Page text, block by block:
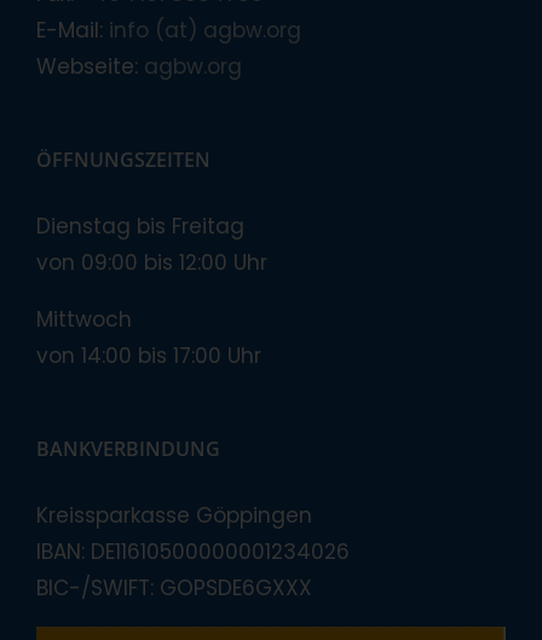
E-Mail: info (at) agbw.org
Webseite: agbw.org
ÖFFNUNGSZEITEN
Dienstag bis Freitag
von 09:00 bis 12:00 Uhr
Mittwoch
von 14:00 bis 17:00 Uhr
BANKVERBINDUNG
Kreissparkasse Göppingen
IBAN: DE11610500000001234026
BIC-/SWIFT: GOPSDE6GXXX